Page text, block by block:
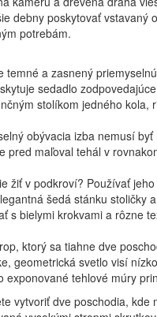
debny poskytovať vstavaný
potrebám.
temné a zasnený
sedadlo
stolíkom jedného kola,
obývacia izba nemusí
pred maľoval tehál v
žiť v podkroví? Používať
šedá stánku stoličky
s bielymi krokvami a rôzne
ktorý sa tiahne dve
geometrická svetlo visí
exponované tehlové múry